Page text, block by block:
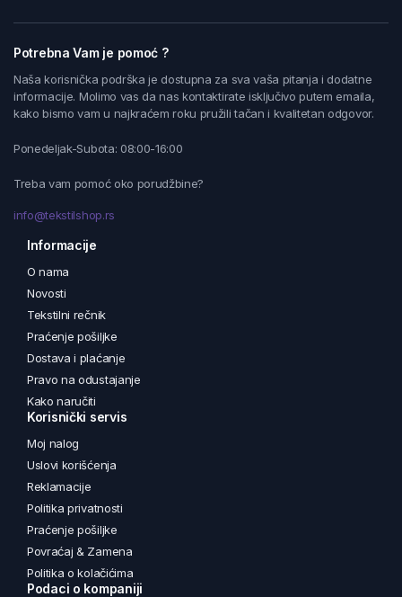
Potrebna Vam je pomoć ?
Naša korisnička podrška je dostupna za sva vaša pitanja i dodatne
informacije. Molimo vas da nas kontaktirate isključivo putem emaila,
kako bismo vam u najkraćem roku pružili tačan i kvalitetan odgovor.
Ponedeljak-Subota: 08:00-16:00
Treba vam pomoć oko porudžbine?
info@tekstilshop.rs
Informacije
O nama
Novosti
Tekstilni rečnik
Praćenje pošiljke
Dostava i plaćanje
Pravo na odustajanje
Kako naručiti
Korisnički servis
Moj nalog
Uslovi korišćenja
Reklamacije
Politika privatnosti
Praćenje pošiljke
Povraćaj & Zamena
Politika o kolačićima
Podaci o kompaniji